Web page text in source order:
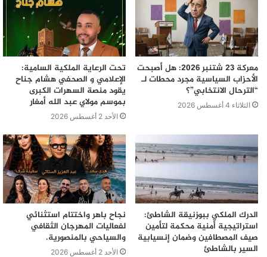
معركة 23 شتنبر 2026: هل أصبحت
الأحزاب السياسية مجرد محطات لـ
“الترحال الانتخابي”؟
الثلاثاء 4 أغسطس 2026
تحت الرعاية الملكية السامية:
الإعلامي و الصحفي هشام جناح
يقود منصة السهرات الكبرى
بموسم مولاي عبد الله أمغار
الأحد 2 أغسطس 2026
الدرك الملكي ببوزنيقة الشاطئ:
استراتيجية أمنية محكمة لتأمين
صيف المصطافين وضمان إنسيابية
السير بالشاطئ
نجاح باهر واختتام استثنائي
لفعاليات المهرجان الثقافي
والسياحي بالمنصورية.
الأحد 2 أغسطس 2026